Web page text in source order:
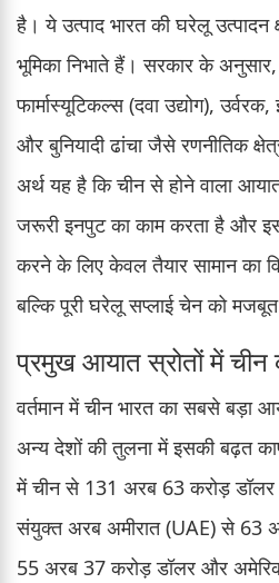
है। ये उत्पाद भारत की घरेलू उत्पादन
भूमिका निभाते हैं। सरकार के
फार्मास्यूटिकल्स (दवा उद्योग),
और बुनियादी ढांचा जैसे रणनीतिक
अर्थ यह है कि चीन से होने वाला
जरूरी इनपुट का काम करता है और
करने के लिए केवल तैयार सामान का
बल्कि पूरी घरेलू सप्लाई चेन को मजबूत
प्रमुख आयात स्रोतों में चीन
वर्तमान में चीन भारत का सबसे बड़ा
अन्य देशों की तुलना में इसकी बढ़त
में चीन से 131 अरब 63 करोड़
संयुक्त अरब अमीरात (UAE) से 63
55 अरब 37 करोड़ डॉलर और